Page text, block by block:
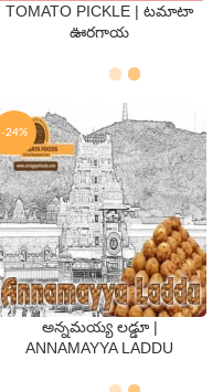
QTY
TOMATO PICKLE | టమాటా
ఊరగాయ
-24%
QTY
అన్నమయ్య లడ్డూ |
ANNAMAYYA LADDU